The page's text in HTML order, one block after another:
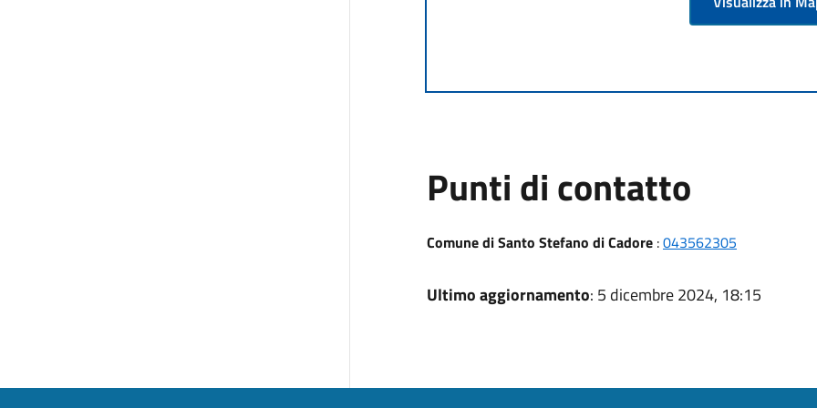
Punti di contatto
Comune di Santo Stefano di Cadore:043562305
Ultimo aggiornamento: 5 dicembre 2024, 18:15